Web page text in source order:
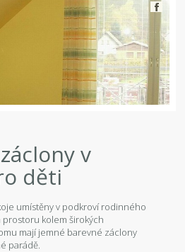
v
děti
umístěny v podkroví rodinného
kolem širokých
mají jemné barevné záclony
parádě.